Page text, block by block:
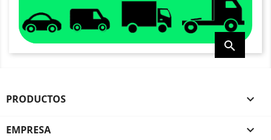

PRODUCTOS 
EMPRESA 